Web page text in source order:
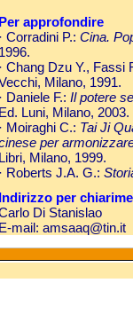
Per approfondire
· Corradini P.: Cina.
1996.
· Chang Dzu Y., Fassi
Milano, 1991.
· Daniele F.: Il potere
Ed. Luni, Milano, 2003.
· Moiraghi C.: Tai Ji
per
Libri, Milano, 1999.
· Roberts J.A. G.:
Indirizzo per
Di Stanislao
E-mail: amsaaq@tin.it